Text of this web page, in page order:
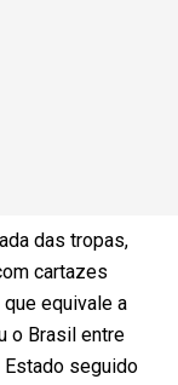
das tropas,
cartazes
equivale a
o Brasil entre
Estado seguido